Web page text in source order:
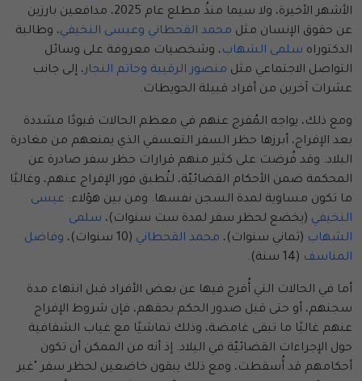
الأشهر الأخيرة، ولا سيما منذُ مطلع عام 2025، مدافعين بارزين
عن حقوق الإنسان مثل محمد القحطاني وعيسى النخيفي، وطالبة
الدكتوراه سلمى الشهاب، وشخصيات معروفة على وسائل
التواصل الاجتماعي مثل منصور الرقيبة وحاتم النجار، إلى جانب
عشرات آخرين من أفراد قبيلة الحويطات.
ومع ذلك، يواجه المُفرج عنهم في معظم الحالات قيودًا مشددة
بعد الإفراج، أبرزها حظر السفر التعسفي الذي يمنعهم من مغادرة
البلاد. وقد فُرضت على كثير منهم قرارات حظر سفر صادرة عن
المحكمة ضمن الأحكام القضائيّة، لتُطبق فور الإفراج عنهم، وغالبًا
ما تكون مساوية لمدة السجن نفسها. ومن بين هؤلاء: عيسى
النخيفي (يخضع لحظر سفر لمدة ست سنوات)، سلمى
الشهاب (ثماني سنوات)، محمد القحطاني (10 سنوات)،
وفاضل
المناسف (14 سنة).
أما في الحالات التي أُفرج فيها عن بعض الأفراد قبل انتهاء مدة
سجنهم، أو حتى قبل صدور الحكم بحقهم، فإن شروط الإفراج
عنهم غالبًا ما تبقى غامضة، وذلك تماشيًا مع غياب الشفافية
حول الإجراءات القضائيّة في البلاد. إذ أنه من الممكن أن تكون
أحكامهم قد أُسقطت، ومع ذلك يبقون خاضعين لحظر سفر "غير